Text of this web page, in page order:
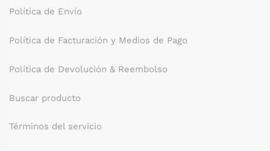
Política de Envío
Política de Facturación y Medios de Pago
Política de Devolución & Reembolso
Buscar producto
Términos del servicio